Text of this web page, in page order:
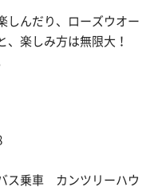
しんだり、ローズウオー
、楽しみ方は無限大！
ス乗車 カンツリーハウ